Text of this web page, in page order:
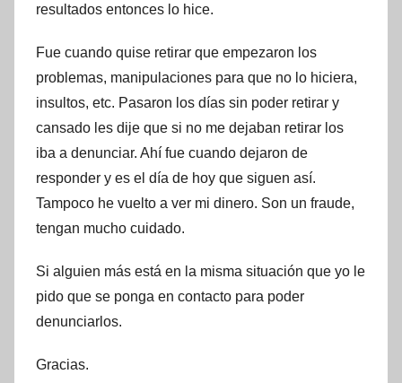
resultados entonces lo hice.
Fue cuando quise retirar que empezaron los
problemas, manipulaciones para que no lo hiciera,
insultos, etc. Pasaron los días sin poder retirar y
cansado les dije que si no me dejaban retirar los
iba a denunciar. Ahí fue cuando dejaron de
responder y es el día de hoy que siguen así.
Tampoco he vuelto a ver mi dinero. Son un fraude,
tengan mucho cuidado.
Si alguien más está en la misma situación que yo le
pido que se ponga en contacto para poder
denunciarlos.
Gracias.